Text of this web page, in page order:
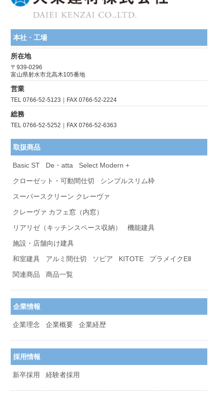
本社・工場
所在地
〒939-0296
富山県射水市北高木105番地
営業
TEL 0766-52-5123｜FAX 0766-52-2224
総務
TEL 0766-52-5252｜FAX 0766-52-6363
取扱商品
Basic ST De・atta
Select Modern +
クローゼット・可動間仕切
シンプルスリム枠
スーパースクリーン クレーヴァ
クレーヴァ カフェ窓（内窓）
リアリゼ（キッチンスペース収納）
機能建具
施設・店舗向け建具
和室建具
アルミ間仕切 ソピア KITOTE
プラメイクEⅡ
関連商品
商品一覧
企業情報
企業理念 企業概要 企業経歴
採用情報
新卒採用 経験者採用